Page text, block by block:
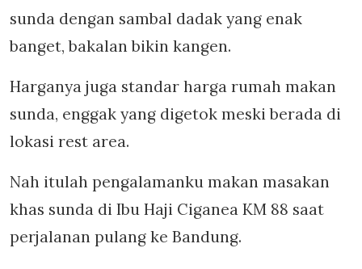
sunda dengan sambal dadak yang enak
banget, bakalan bikin kangen.
Harganya juga standar harga rumah makan
sunda, enggak yang digetok meski berada di
lokasi rest area.
Nah itulah pengalamanku makan masakan
khas sunda di Ibu Haji Ciganea KM 88 saat
perjalanan pulang ke Bandung.